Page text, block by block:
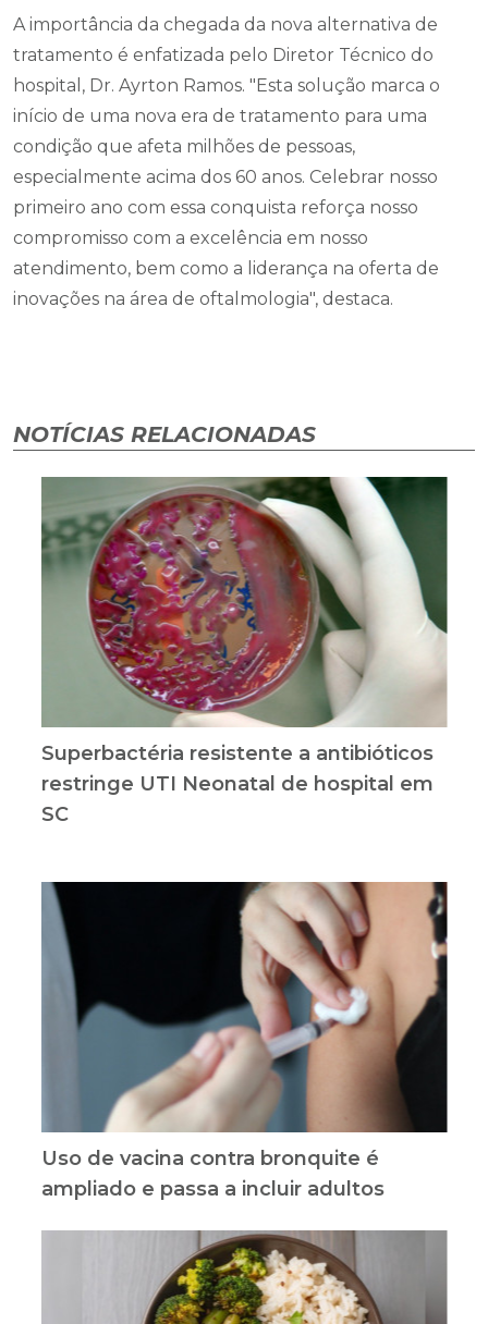
A importância da chegada da nova alternativa de
tratamento é enfatizada pelo Diretor Técnico do
hospital, Dr. Ayrton Ramos. "Esta solução marca o
início de uma nova era de tratamento para uma
condição que afeta milhões de pessoas,
especialmente acima dos 60 anos. Celebrar nosso
primeiro ano com essa conquista reforça nosso
compromisso com a excelência em nosso
atendimento, bem como a liderança na oferta de
inovações na área de oftalmologia", destaca.
NOTÍCIAS RELACIONADAS
Superbactéria resistente a antibióticos
restringe UTI Neonatal de hospital em
SC
Uso de vacina contra bronquite é
ampliado e passa a incluir adultos